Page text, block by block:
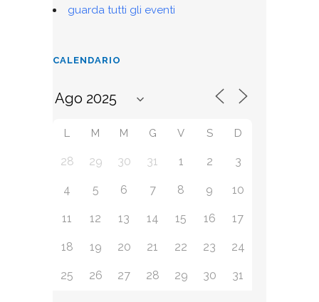
guarda tutti gli eventi
CALENDARIO
L M M G V S D
28 29 30 31 1 2 3
4 5 6 7 8 9 10
11 12 13 14 15 16 17
18 19 20 21 22 23 24
25 26 27 28 29 30 31